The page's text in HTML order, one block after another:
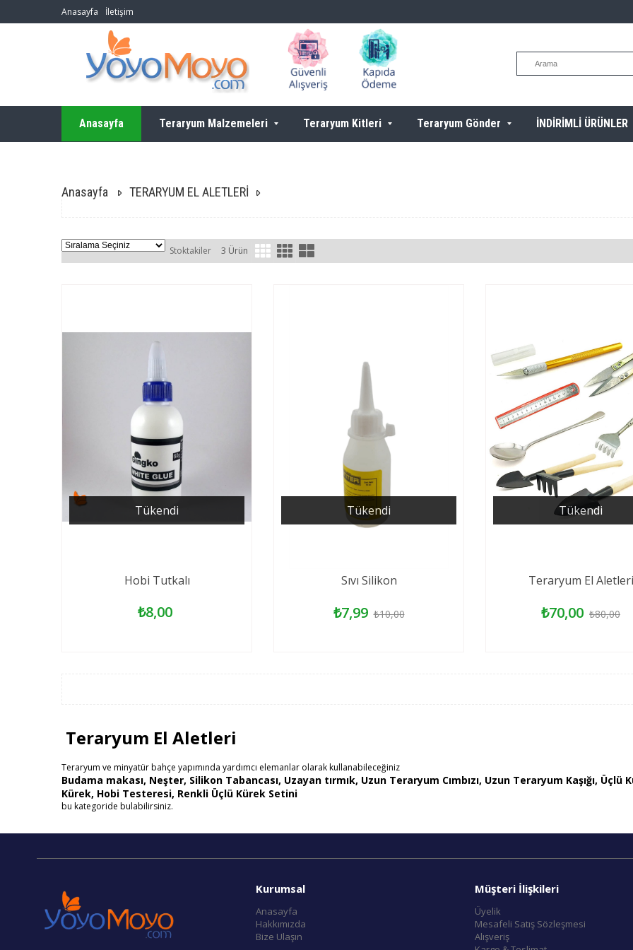
Anasayfa İletişim
Anasayfa Teraryum Malzemeleri Teraryum Kitleri Teraryum Gönder İNDİRİMLİ ÜRÜNLER
Anasayfa TERARYUM EL ALETLERİ
Stoktakiler 3 Ürün
Tükendi
Hobi Tutkalı
₺8,00
Tükendi
Sıvı Silikon
₺7,99 ₺10,00
Tükendi
Teraryum El Aletleri
₺70,00 ₺80,00
Teraryum El Aletleri
Teraryum ve minyatür bahçe yapımında yardımcı elemanlar olarak kullanabileceğiniz
Budama makası, Neşter, Silikon Tabancası, Uzayan tırmık, Uzun Teraryum Cımbızı, Uzun Teraryum Kaşığı,
Kürek, Hobi Testeresi, Renkli Üçlü Kürek Setini
bu kategoride bulabilirsiniz.
Kurumsal
Anasayfa
Hakkımızda
Bize Ulaşın
Müşteri İlişkileri
Üyelik
Mesafeli Satış Sözleşmesi
Alışveriş